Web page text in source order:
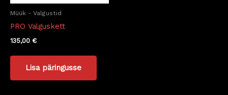
Müük - Valgustid
PRO Valguskett
135,00 €
Lisa päringusse